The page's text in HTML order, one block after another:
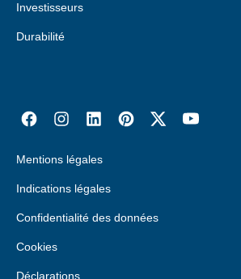
Investisseurs
Durabilité
Mentions légales
Indications légales
Confidentialité des données
Cookies
Déclarations